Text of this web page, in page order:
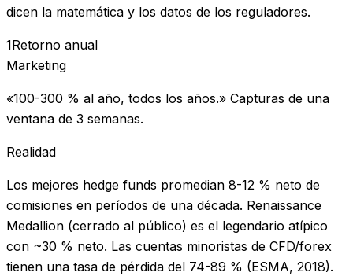
dicen la matemática y los datos de los reguladores.
1Retorno anual
Marketing
«100-300 % al año, todos los años.» Capturas de una
ventana de 3 semanas.
Realidad
Los mejores hedge funds promedian 8-12 % neto de
comisiones en períodos de una década. Renaissance
Medallion (cerrado al público) es el legendario atípico
con ~30 % neto. Las cuentas minoristas de CFD/forex
tienen una tasa de pérdida del 74-89 % (ESMA, 2018).